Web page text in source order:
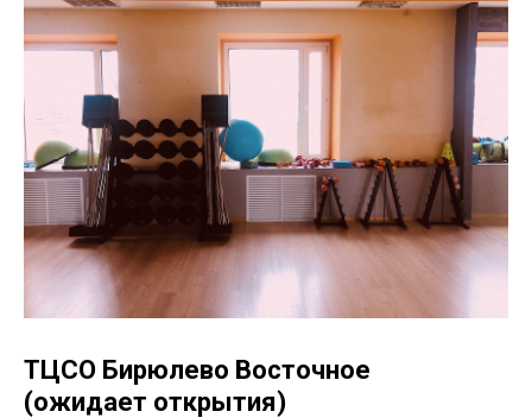
ТЦСО Бирюлево Восточное
(ожидает открытия)